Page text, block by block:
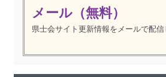
メール（無料）
県士会サイト更新情報をメールで配信